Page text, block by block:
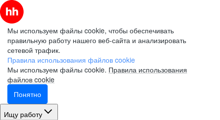
Мы используем файлы cookie, чтобы обеспечивать
правильную работу нашего веб-сайта и анализировать
сетевой трафик.
Правила использования файлов cookie
Мы используем файлы cookie. Правила использования
файлов cookie
Понятно
Ищу работу